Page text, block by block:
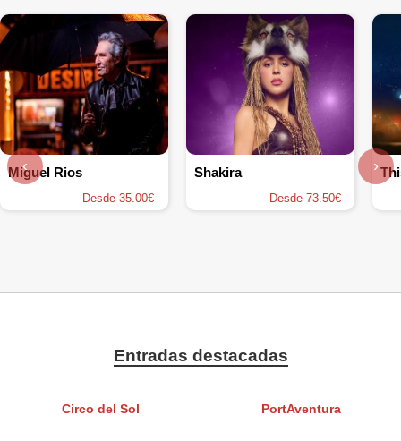
Miguel Rios
Desde 35.00€
Shakira
Desde 73.50€
‹ ›
Entradas destacadas
Circo del Sol PortAventura